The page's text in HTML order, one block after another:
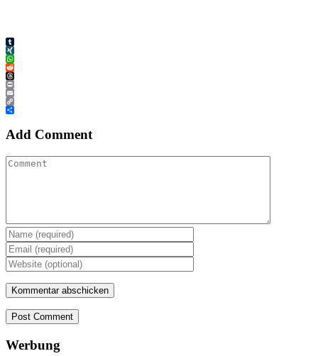
Tumblr
XING
WhatsApp
Reddit
Threads
Print
Email
Copy
Link
Teilen
Add Comment
Post Comment
Werbung